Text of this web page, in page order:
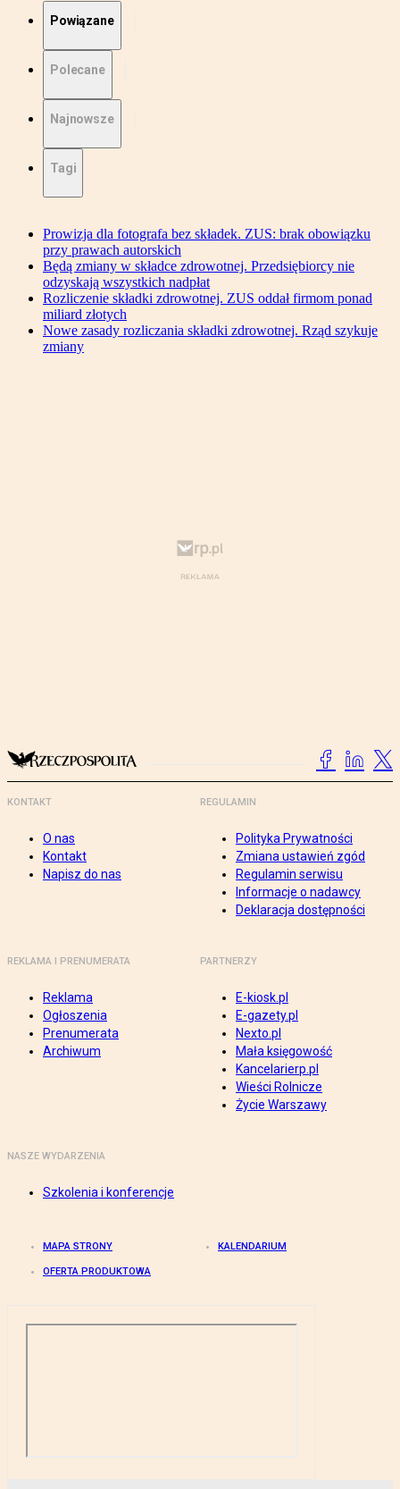
Powiązane
Polecane
Najnowsze
Tagi
Prowizja dla fotografa bez składek. ZUS: brak obowiązku
przy prawach autorskich
Będą zmiany w składce zdrowotnej. Przedsiębiorcy nie
odzyskają wszystkich nadpłat
Rozliczenie składki zdrowotnej. ZUS oddał firmom ponad
miliard złotych
Nowe zasady rozliczania składki zdrowotnej. Rząd szykuje
zmiany
KONTAKT
O nas
Kontakt
Napisz do nas
REGULAMIN
Polityka Prywatności
Zmiana ustawień zgód
Regulamin serwisu
Informacje o nadawcy
Deklaracja dostępności
REKLAMA I PRENUMERATA
Reklama
Ogłoszenia
Prenumerata
Archiwum
PARTNERZY
E-kiosk.pl
E-gazety.pl
Nexto.pl
Mała księgowość
Kancelarierp.pl
Wieści Rolnicze
Życie Warszawy
NASZE WYDARZENIA
Szkolenia i konferencje
MAPA STRONY KALENDARIUM
OFERTA PRODUKTOWA